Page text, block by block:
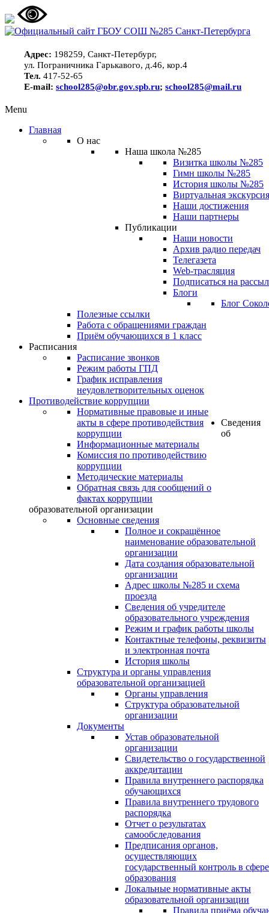
Адрес: 198259, Санкт-Петербург,
ул. Пограничника Гарькавого, д.46, кор.4
Тел. 417-52-65
E-mail: school285@obr.gov.spb.ru; school285@mail.ru
Menu
Главная
О нас
Наша школа №285
Визитка школы №285
Гимн школы №285
История школы №285
Виртуальная
Наши достижения
Наши партнеры
Публикации
Наши новости
Архив радио передач
Телегазета
Web-трасляция
Подписаться на
Блоги
Блог
Полезные ссылки
Работа с обращениями граждан
Приём обучающихся в 1 класс
Расписания
Расписание звонков
Режим работы ГПД
График исправления
неудовлетворительных оценок
Противодействие коррупции
Нормативные правовые и иные
акты в сфере противодействия
коррупции
Информационные материалы
Комиссия по противодействию
коррупции
Методические материалы
Обратная связь для сообщений о
фактах коррупции
Сведения
об
образовательной организации
Основные сведения
Полное и сокращённое
наименование образовательной
организации
Дата создания образовательной
организации
Адрес школы №285 и схема
проезда
Сведения об учредителе
образовательного учреждения
Режим и график работы школы
Контактные телефоны, реквизиты
и электронная почта
История школы
Структура и органы управления
образовательной организацией
Органы управления
Структура образовательной
организации
Документы
Устав образовательной
организации
Свидетельство о государственной
аккредитации
Правила внутреннего распорядка
обучающихся
Правила внутреннего трудового
распорядка
Отчет о результатах
самообследования
Предписания органов,
осуществляющих
государственный контроль в сфере
образования
Локальные нормативные акты
образовательной организации
Правила приёма